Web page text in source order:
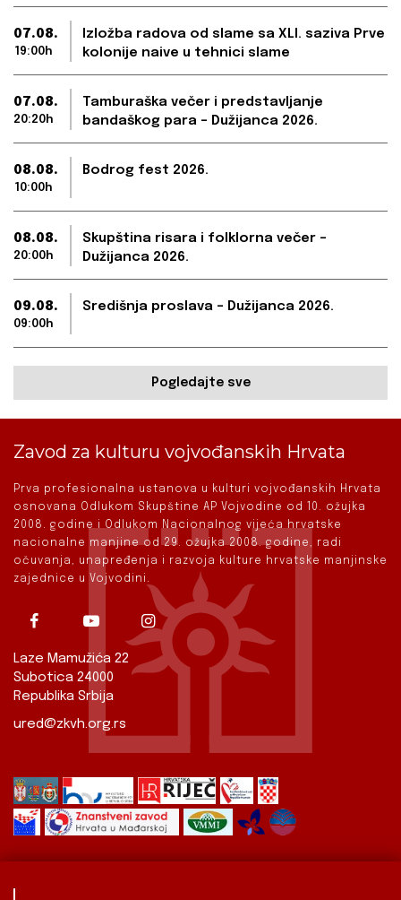
07.08.
19:00h
Izložba radova od slame sa XLI. saziva Prve
kolonije naive u tehnici slame
07.08.
20:20h
Tamburaška večer i predstavljanje
bandaškog para – Dužijanca 2026.
08.08.
10:00h
Bodrog fest 2026.
08.08.
20:00h
Skupština risara i folklorna večer –
Dužijanca 2026.
09.08.
09:00h
Središnja proslava – Dužijanca 2026.
Pogledajte sve
Zavod za kulturu vojvođanskih Hrvata
Prva profesionalna ustanova u kulturi vojvođanskih Hrvata
osnovana Odlukom Skupštine AP Vojvodine od 10. ožujka
2008. godine i Odlukom Nacionalnog vijeća hrvatske
nacionalne manjine od 29. ožujka 2008. godine, radi
očuvanja, unapređenja i razvoja kulture hrvatske manjinske
zajednice u Vojvodini.
Laze Mamužića 22
Subotica 24000
Republika Srbija
ured@zkvh.org.rs